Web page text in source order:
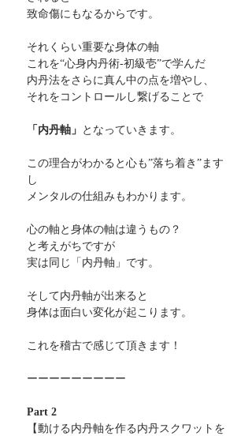
致命傷にもなるからです。
それくらい重要な身体の軸
これを“心身内丹術-初級壱”で学んだ
内丹法をさらに真ん中の点を増やし、
それをコントロールし繋げることで
「内丹軸」 となっていきます。
この理合がわかると心も”落ち着き”ます
し
メンタルの仕組みもわかります。
心の軸と身体の軸は違うもの？
と考えがちですが
実は同じ「内丹軸」です。
そして内丹軸が出来ると
身体は面白い変化が起こります。
これを稽古で感じて頂きます！
ーーーーーーーーー
Part 2
【動ける内丹軸を作る内丹スクワットを